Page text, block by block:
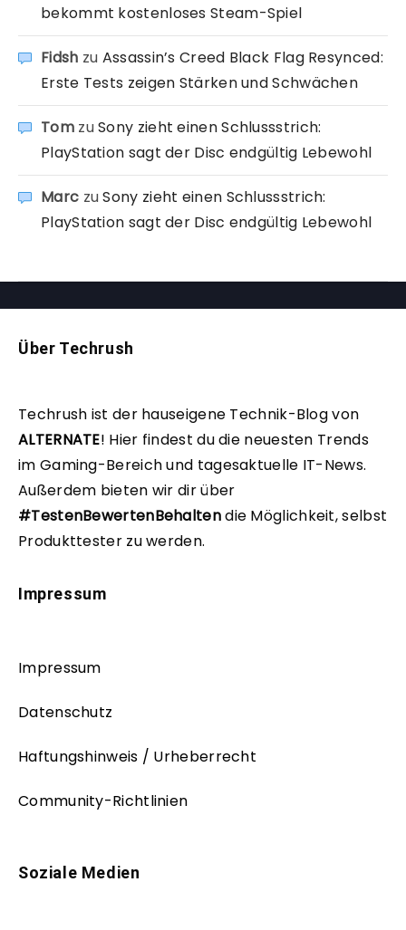
bekommt kostenloses Steam-Spiel
Fidsh zu Assassin’s Creed Black Flag Resynced:
Erste Tests zeigen Stärken und Schwächen
TomzuSony zieht einen Schlussstrich:
PlayStation sagt der Disc endgültig Lebewohl
Marc zuSony zieht einen Schlussstrich:
PlayStation sagt der Disc endgültig Lebewohl
Über Techrush
Techrush ist der hauseigene Technik-Blog von
ALTERNATE! Hier findest du die neuesten Trends
im Gaming-Bereich und tagesaktuelle IT-News.
Außerdem bieten wir dir über
#TestenBewertenBehaltendie Möglichkeit, selbst
Produkttester zu werden.
Impressum
Impressum
Datenschutz
Haftungshinweis / Urheberrecht
Community-Richtlinien
Soziale Medien